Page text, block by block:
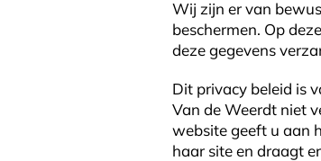
Wij zijn er van
beschermen. Op
deze gegevens
Dit privacy beleid is
Van de Weerdt niet
website geeft u aan
haar site en draagt